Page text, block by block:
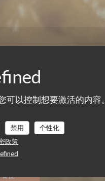
以控制想要激活的内容。
禁用
个性化
政策
|SEVILLA
餐位